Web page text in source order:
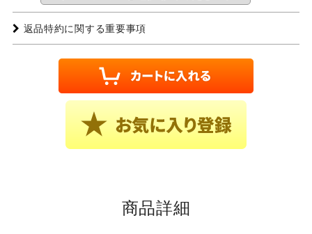
返品特約に関する重要事項
商品詳細